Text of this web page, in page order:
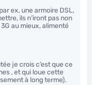
ex, une armoire DSL,
ils n’iront pas non
au mieux, alimenté
je crois c’est que ce
, et qui loue cette
à long terme).